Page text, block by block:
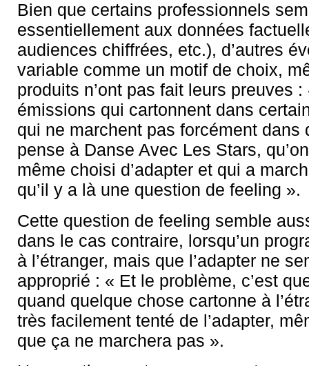
Bien que certains professionnels
essentiellement aux données
audiences chiffrées, etc.), d’autres
variable comme un motif de choix,
produits n’ont pas fait leurs preuves
émissions qui cartonnent dans
qui ne marchent pas forcément dans
pense à Danse Avec Les Stars,
même choisi d’adapter et qui a
qu’il y a là une question de feeling ».
Cette question de feeling semble
dans le cas contraire, lorsqu’un
à l’étranger, mais que l’adapter ne
approprié : « Et le problème, c’est
quand quelque chose cartonne à
très facilement tenté de l’adapter,
que ça ne marchera pas ».